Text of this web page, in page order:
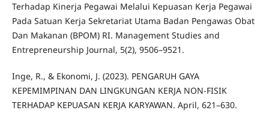
Terhadap Kinerja Pegawai Melalui Kepuasan Kerja Pegawai
Pada Satuan Kerja Sekretariat Utama Badan Pengawas Obat
Dan Makanan (BPOM) RI. Management Studies and
Entrepreneurship Journal, 5(2), 9506–9521.
Inge, R., & Ekonomi, J. (2023). PENGARUH GAYA
KEPEMIMPINAN DAN LINGKUNGAN KERJA NON-FISIK
TERHADAP KEPUASAN KERJA KARYAWAN. April, 621–630.